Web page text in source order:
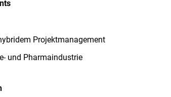
Projektmanagement
und Pharmaindustrie